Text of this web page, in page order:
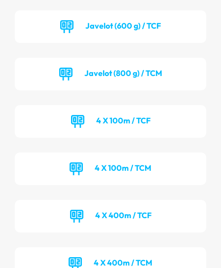
Javelot (600 g) / TCF
Javelot (800 g) / TCM
4 X 100m / TCF
4 X 100m / TCM
4 X 400m / TCF
4 X 400m / TCM